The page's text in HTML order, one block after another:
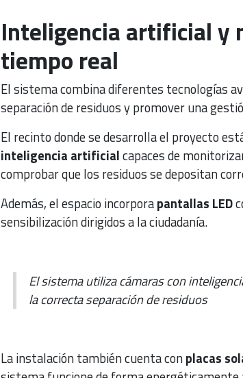
Inteligencia artificial y
tiempo real
El sistema combina diferentes tecnologías
separación de residuos y promover una
El recinto donde se desarrolla el proyecto
inteligencia artificialcapaces de
comprobar que los residuos se depositan
Además, el espacio incorporapantallas LED
sensibilización dirigidos a la ciudadanía.
El sistema utiliza cámaras con
la correcta separación de residuos
La instalación también cuenta conplacas